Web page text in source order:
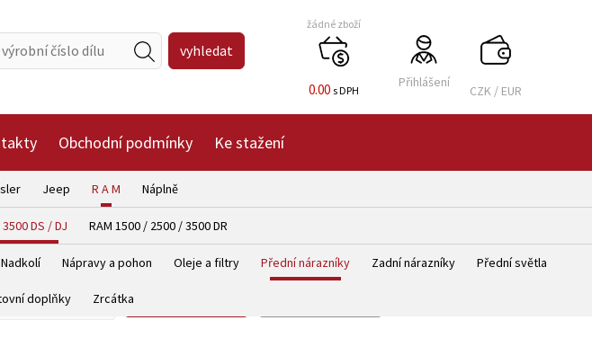
žádné zboží
0.00 s DPH
Přihlášení
CZK / EUR
Jeep R A M
DS / DJ
Nadkolí Nápravy a pohon Oleje a filtry Přední nárazníky Zadní nárazníky Přední světla
doplňky Zrcátka
RAM 1500 / 2500 / 3500 DR
Náplně
Obchodní podmínky Ke stažení